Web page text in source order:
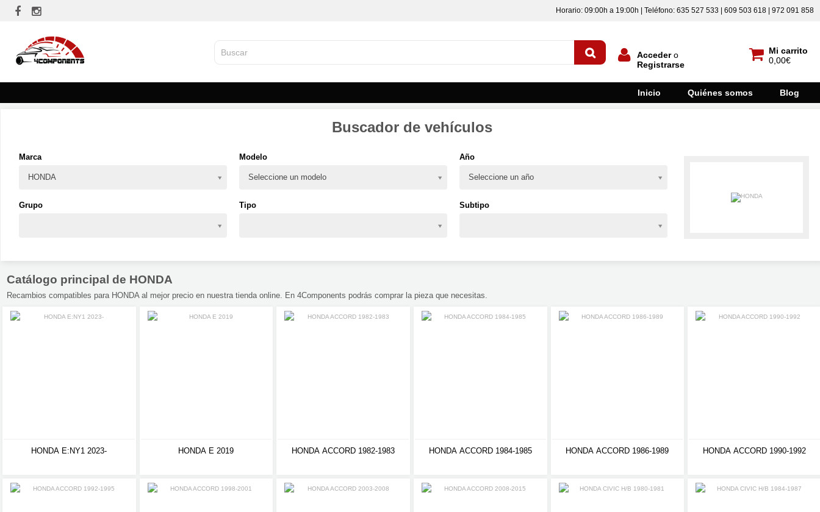
Horario: 09:00h a 19:00h | Teléfono: 635 527 533 | 609 503 618 | 972 091 858
Mi carrito
0,00€
Accedero
Registrarse
Inicio Quiénes somos Blog
Buscador de vehículos
Marca
HONDA
Modelo
Seleccione un modelo
Año
Seleccione un año
Grupo Tipo Subtipo
Catálogo principal de HONDA
Recambios compatibles para HONDA al mejor precio en nuestra tienda online. En 4Components podrás comprar la pieza que necesitas.
HONDA E:NY1 2023- HONDA E 2019 HONDA ACCORD 1982-1983 HONDA ACCORD 1984-1985 HONDA ACCORD 1986-1989 HONDA ACCORD 1990-1992